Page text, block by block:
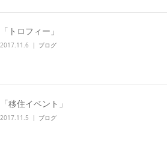
「トロフィー」
2017.11.6 ブログ
「移住イベント」
2017.11.5 ブログ